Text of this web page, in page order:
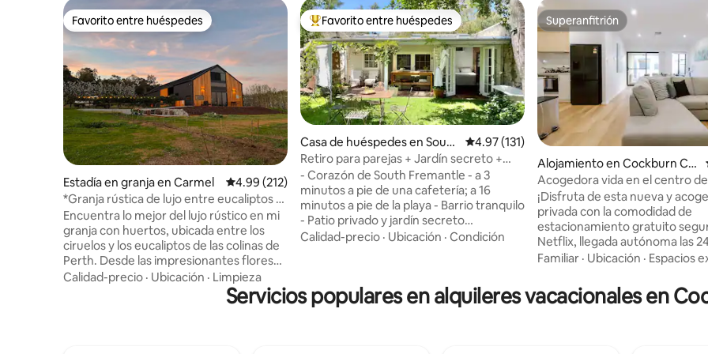
Favorito entre huéspedes
Favorito entre huéspedes
Estadía en granja en Carmel Calificación promedio: 4.99 de 5, 212 reseñas
4.99 (212)
*Granja rústica de lujo entre eucaliptos y
ciruelos*
Encuentra lo mejor del lujo rústico en mi
granja con huertos, ubicada entre los
ciruelos y los eucaliptos de las colinas de
Perth. Desde las impresionantes flores
de la primavera hasta las frutas bañadas
por el sol del verano, los intensos tonos
del otoño y los inviernos frescos, cada
Calidad-precio · Ubicación · Limpieza
Favorito entre huéspedes preferido
Favorito entre huéspedes
Casa de huéspedes en South
Fremantle
Calificación promedio: 4.97 de 5, 131 reseñas
4.97 (131)
Retiro para parejas + Jardín secreto +
Bañera al aire libre
- Corazón de South Fremantle - a 3
minutos a pie de una cafetería; a 16
minutos a pie de la playa - Barrio tranquilo
- Patio privado y jardín secreto
amurallado - Estudio Character con baño
acogedora en casa de tu mejor amigo..."
- Llegada autónoma - Llegada/salida
Calidad-precio · Ubicación · Condición
Superanfitrión
Superanfitrión
Alojamiento en Cockburn Ce
ntral
Acogedora vida en el centro de
Cockburn
¡Disfruta de esta nueva y
privada con la comodidad de
estacionamiento gratuito
Netflix, llegada autónoma las
los 7 días de la semana y más! A 2
más cercana. A 4 minutos a
parque más cercano. A 4
Familiar · Ubicación · Espacios
Servicios populares en alquileres vacacionales en